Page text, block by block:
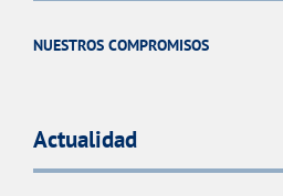
NUESTROS COMPROMISOS
Actualidad